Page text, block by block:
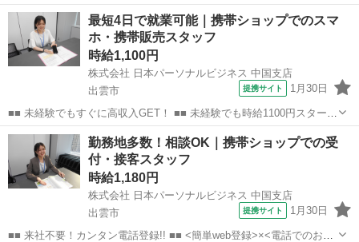
なので、すぐに高収入!! 社員登用制度もあるので、ゆくゆくは社員に
なんてキャリアアップも目指せます!! ■■ 来社不要！カンタン電話登
録!! ■■...
島根 松江市 店長
最短4日で就業可能｜携帯ショップでのスマ
ホ・携帯販売スタッフ
時給1,100円
株式会社 日本パーソナルビジネス 中国支店
出雲市
提携サイト 1月30日
■■ 未経験でもすぐに高収入GET！ ■■ 未経験でも時給1100円スタート
なので、すぐに高収入!! 社員登用制度もあるので、ゆくゆくは社員に
なんてキャリアアップも目指せます!! ■■ 来社不要！カンタン電話登
録!! ■■...
島根 出雲市 店長
勤務地多数！相談OK｜携帯ショップでの受
付・接客スタッフ
時給1,180円
株式会社 日本パーソナルビジネス 中国支店
出雲市
提携サイト 1月30日
■■ 来社不要！カンタン電話登録!! ■■ <簡単web登録>×<電話でのお仕